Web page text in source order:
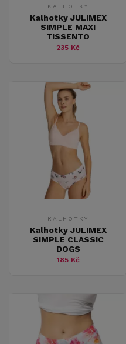
KALHOTKY
Kalhotky JULIMEX
SIMPLE MAXI
TISSENTO
235 Kč
KALHOTKY
Kalhotky JULIMEX
SIMPLE CLASSIC
DOGS
185 Kč